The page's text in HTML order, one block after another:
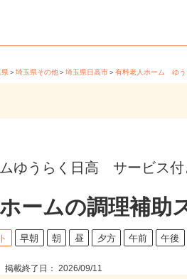
県＞埼玉県その他＞埼玉県日高市＞有料老人ホーム
ゆうらく日高 サービス
ームの調理補助
早朝 朝 昼 夕方 午前 午後
掲載終了日： 2026/09/11